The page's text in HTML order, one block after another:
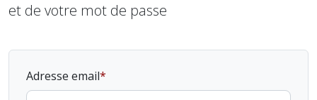
et de votre mot de passe
Adresse email